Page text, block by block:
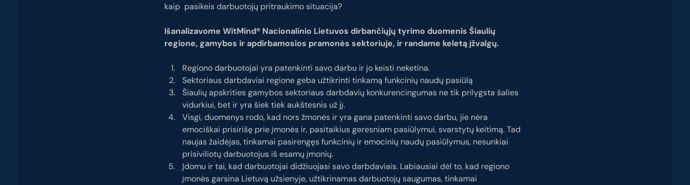
kaip pasikeis darbuotojų pritraukimo situacija?
Išanalizavome WitMind® Nacionalinio Lietuvos dirbančiųjų tyrimo duomenis Šiaulių
regione, gamybos ir apdirbamosios pramonės sektoriuje, ir randame keletą įžvalgų.
Regiono darbuotojai yra patenkinti savo darbu ir jo keisti neketina.
Sektoriaus darbdaviai regione geba užtikrinti tinkamą funkcinių naudų pasiūlą
Šiaulių apskrities gamybos sektoriaus darbdavių konkurencingumas ne tik prilygsta šalies
vidurkiui, bet ir yra šiek tiek aukštesnis už jį.
Visgi, duomenys rodo, kad nors žmonės ir yra gana patenkinti savo darbu, jie nėra
emociškai prisirišę prie įmonės ir, pasitaikius geresniam pasiūlymui, svarstytų keitimą. Tad
naujas žaidėjas, tinkamai pasirengęs funkcinių ir emocinių naudų pasiūlymus, nesunkiai
prisiviliotų darbuotojus iš esamų įmonių.
Įdomu ir tai, kad darbuotojai didžiuojasi savo darbdaviais. Labiausiai dėl to, kad regiono
įmonės garsina Lietuvą užsienyje, užtikrinamas darbuotojų saugumas, tinkamai